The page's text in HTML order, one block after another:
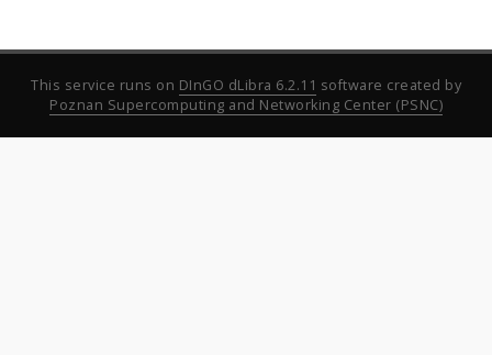
This service runs on DInGO dLibra 6.2.11 software created by
Poznan Supercomputing and Networking Center (PSNC)